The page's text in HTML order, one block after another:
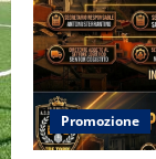
Promozione